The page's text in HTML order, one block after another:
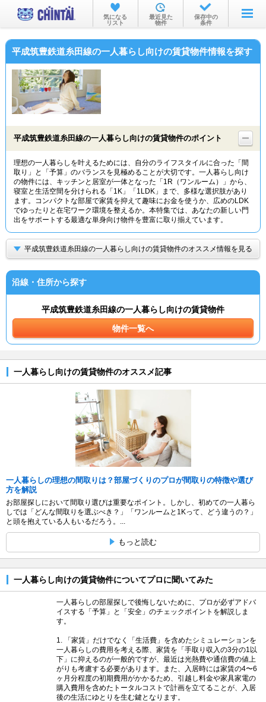
お部屋を探す
沿線・駅から
物件特集から
TOP
気になる
リスト
最近見た
物件
保存中の
条件
平成筑豊鉄道糸田線の一人暮らし向けの賃貸物件情報を探す
平成筑豊鉄道糸田線の一人暮らし向けの賃貸物件のポイント
理想の一人暮らしを叶えるためには、自分のライフスタイルに合った「間
取り」と「予算」のバランスを見極めることが大切です。一人暮らし向け
の物件には、キッチンと居室が一体となった「1R（ワンルーム）」から、
寝室と生活空間を分けられる「1K」「1LDK」まで、多様な選択肢があり
ます。コンパクトな部屋で家賃を抑えて趣味にお金を使うか、広めのLDK
でゆったりと在宅ワーク環境を整えるか。本特集では、あなたの新しい門
出をサポートする最適な単身向け物件を豊富に取り揃えています。
平成筑豊鉄道糸田線の一人暮らし向けの賃貸物件のオススメ情報を見る
沿線・住所から探す
平成筑豊鉄道糸田線の一人暮らし向けの賃貸物件
物件一覧へ
一人暮らし向けの賃貸物件のオススメ記事
一人暮らしの理想の間取りは？部屋づくりのプロが間取りの特徴や選び
方を解説
お部屋探しにおいて間取り選びは重要なポイント。しかし、初めての一人暮ら
しでは「どんな間取りを選ぶべき？」「ワンルームと1Kって、どう違うの？」
と頭を抱えている人もいるだろう。...
もっと読む
一人暮らし向けの賃貸物件についてプロに聞いてみた
一人暮らしの部屋探しで後悔しないために、プロが必ずアドバ
イスする「予算」と「安全」のチェックポイントを解説しま
す。
1. 「家賃」だけでなく「生活費」を含めたシミュレーションを
一人暮らしの費用を考える際、家賃を「手取り収入の3分の1以
下」に抑えるのが一般的ですが、最近は光熱費や通信費の値上
がりも考慮する必要があります。また、入居時には家賃の4〜6
ヶ月分程度の初期費用がかかるため、引越し料金や家具家電の
購入費用を含めたトータルコストで計画を立てることが、入居
後の生活にゆとりを生む鍵となります。